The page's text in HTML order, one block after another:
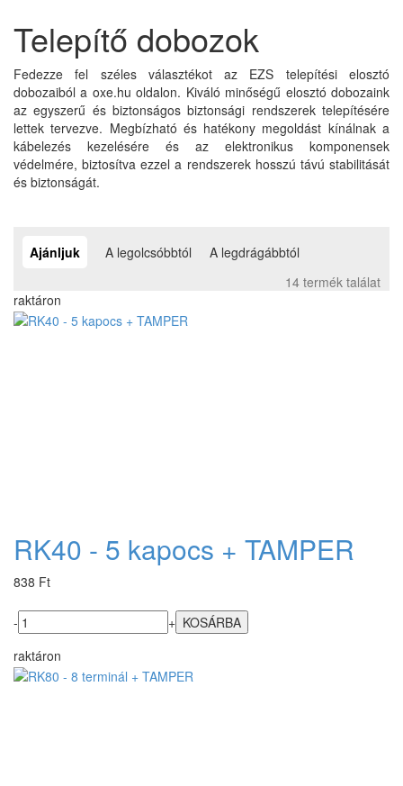
Telepítő dobozok
Fedezze fel széles választékot az EZS telepítési elosztó
dobozaiból a oxe.hu oldalon. Kiváló minőségű elosztó dobozaink
az egyszerű és biztonságos biztonsági rendszerek telepítésére
lettek tervezve. Megbízható és hatékony megoldást kínálnak a
kábelezés kezelésére és az elektronikus komponensek
védelmére, biztosítva ezzel a rendszerek hosszú távú stabilitását
és biztonságát.
Ajánljuk A legolcsóbbtól
A legdrágábbtól
14 termék találat
raktáron
RK40 - 5 kapocs + TAMPER
838 Ft
-
+
raktáron